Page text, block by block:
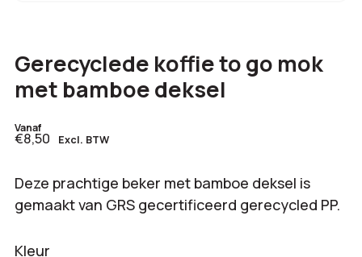
Gerecyclede koffie to go mok
met bamboe deksel
Vanaf
€8,50 Excl. BTW
Deze prachtige beker met bamboe deksel is
gemaakt van GRS gecertificeerd gerecycled PP.
Kleur